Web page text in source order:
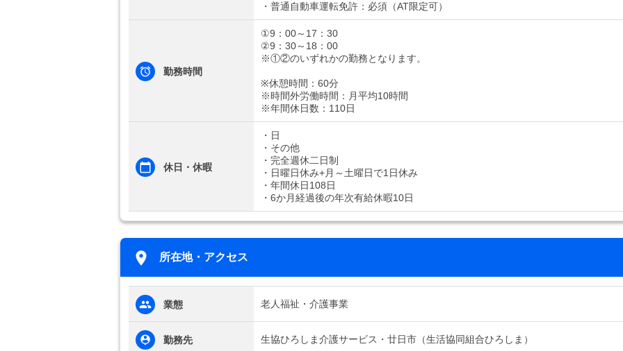
・普通自動車運転免許：必須（AT限定可）
勤務時間
①9：00～17：30
②9：30～18：00
※①②のいずれかの勤務となります。
※休憩時間：60分
※時間外労働時間：月平均10時間
※年間休日数：110日
休日・休暇
・日
・その他
・完全週休二日制
・日曜日休み+月～土曜日で1日休み
・年間休日108日
・6か月経過後の年次有給休暇10日
所在地・アクセス
業態 老人福祉・介護事業
勤務先 生協ひろしま介護サービス・廿日市（生活協同組合ひろしま）